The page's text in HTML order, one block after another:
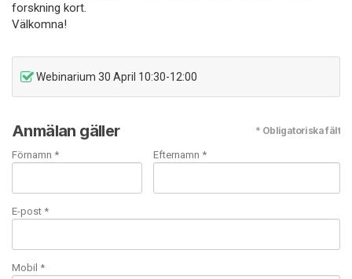
forskning kort.
Välkomna!
Webinarium 30 April 10:30-12:00
Anmälan gäller * Obligatoriska fält
Förnamn * Efternamn *
E-post *
Mobil *